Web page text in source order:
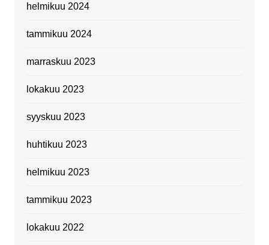
helmikuu 2024
tammikuu 2024
marraskuu 2023
lokakuu 2023
syyskuu 2023
huhtikuu 2023
helmikuu 2023
tammikuu 2023
lokakuu 2022